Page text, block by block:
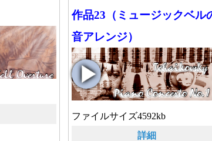
作品23（ミュージックベル
音アレンジ）
ファイルサイズ4592kb
詳細